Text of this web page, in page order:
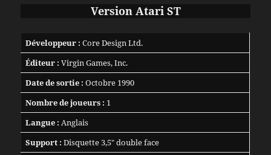
Version Atari ST
Développeur : Core Design Ltd.
Éditeur : Virgin Games, Inc.
Date de sortie : Octobre 1990
Nombre de joueurs : 1
Langue : Anglais
Support : Disquette 3,5″ double face